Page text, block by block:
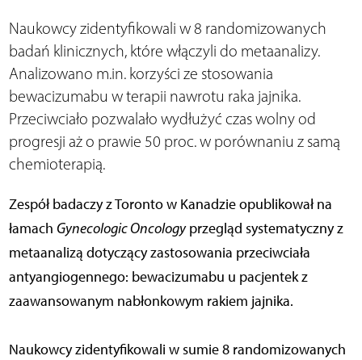
Naukowcy zidentyfikowali w 8 randomizowanych
badań klinicznych, które włączyli do metaanalizy.
Analizowano m.in. korzyści ze stosowania
bewacizumabu w terapii nawrotu raka jajnika.
Przeciwciało pozwalało wydłużyć czas wolny od
progresji aż o prawie 50 proc. w porównaniu z samą
chemioterapią.
Zespół badaczy z Toronto w Kanadzie opublikował na
łamach Gynecologic Oncologyprzegląd systematyczny z
metaanalizą dotyczący zastosowania przeciwciała
antyangiogennego: bewacizumabu u pacjentek z
zaawansowanym nabłonkowym rakiem jajnika.
Naukowcy zidentyfikowali w sumie 8 randomizowanych